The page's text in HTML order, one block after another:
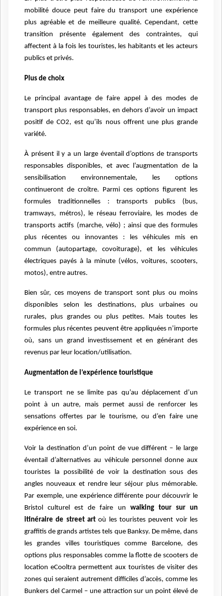
mobilité douce peut faire du transport une expérience
plus agréable et de meilleure qualité. Cependant, cette
transition présente également des contraintes, qui
affectent à la fois les touristes, les habitants et les acteurs
publics et privés.
Plus de choix
Le principal avantage de faire appel à des modes de
transport plus responsables, en dehors d’avoir un impact
positif de CO2, est qu’ils nous offrent une plus grande
variété.
À présent il y a un large éventail d’options de transports
responsables disponibles, et avec l’augmentation de la
sensibilisation environnementale, les options
continueront de croître. Parmi ces options figurent les
formules traditionnelles : transports publics (bus,
tramways, métros), le réseau ferroviaire, les modes de
transports actifs (marche, vélo) ; ainsi que des formules
plus récentes ou innovantes : les véhicules mis en
commun (autopartage, covoiturage), et les véhicules
électriques payés à la minute (vélos, voitures, scooters,
motos), entre autres.
Bien sûr, ces moyens de transport sont plus ou moins
disponibles selon les destinations, plus urbaines ou
rurales, plus grandes ou plus petites. Mais toutes les
formules plus récentes peuvent être appliquées n’importe
où, sans un grand investissement et en générant des
revenus par leur location/utilisation.
Augmentation de l’expérience touristique
Le transport ne se limite pas qu’au déplacement d’un
point à un autre, mais permet aussi de renforcer les
sensations offertes par le tourisme, ou d’en faire une
expérience en soi.
Voir la destination d’un point de vue différent – le large
éventail d’alternatives au véhicule personnel donne aux
touristes la possibilité de voir la destination sous des
angles nouveaux et rendre leur séjour plus mémorable.
Par exemple, une expérience différente pour découvrir le
Bristol culturel est de faire un walking tour sur un
itinéraire de street artoù les touristes peuvent voir les
graffitis de grands artistes tels que Banksy. De même, dans
les grandes villes touristiques comme Barcelone, des
options plus responsables comme la flotte de scooters de
location eCooltra permettent aux touristes de visiter des
zones qui seraient autrement difficiles d’accès, comme les
Bunkers del Carmel – une attraction sur un point élevé de